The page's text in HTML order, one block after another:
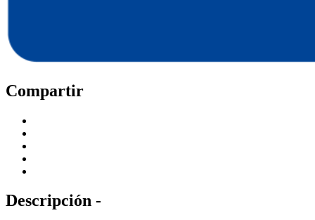
Compartir
Descripción -